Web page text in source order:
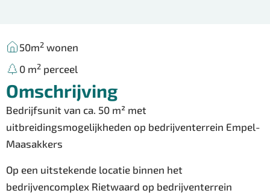
50m2 wonen
0 m2 perceel
Omschrijving
Bedrijfsunit van ca. 50 m² met
uitbreidingsmogelijkheden op bedrijventerrein Empel-
Maasakkers
Op een uitstekende locatie binnen het
bedrijvencomplex Rietwaard op bedrijventerrein